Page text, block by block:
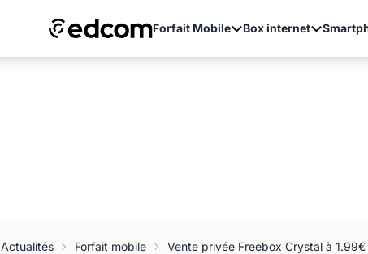
Forfait Mobile Box internet
Actualités Forfait mobile